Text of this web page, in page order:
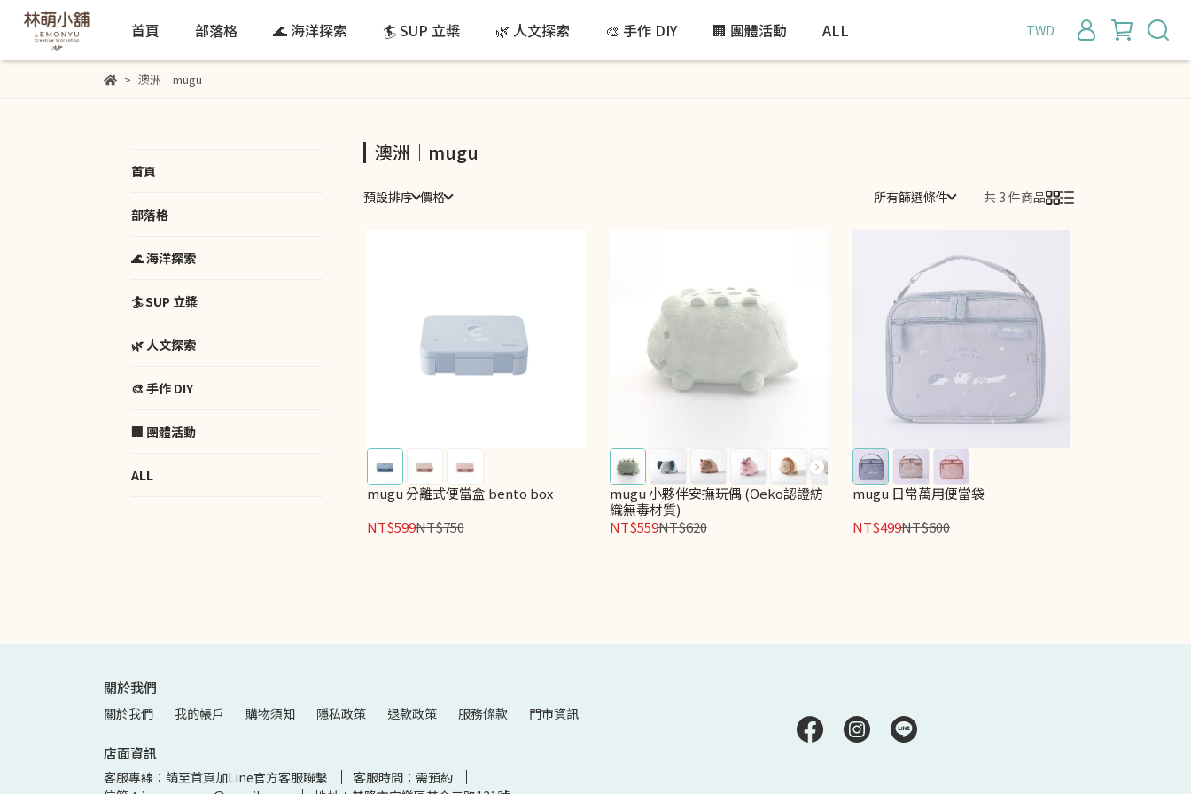
首頁 部落格 🌊 海洋探索 🏄 SUP 立槳 🌿 人文探索 🎨 手作 DIY 🏢 團體活動 ALL TWD
澳洲｜mugu
首頁
部落格
🌊 海洋探索
🏄 SUP 立槳
🌿 人文探索
🎨 手作 DIY
🏢 團體活動
ALL
澳洲｜mugu
預設排序 價格 所有篩選條件 共 3 件商品
mugu 分離式便當盒 bento box
NT$599NT$750
mugu 小夥伴安撫玩偶 (Oeko認證紡
織無毒材質)
NT$559NT$620
mugu 日常萬用便當袋
NT$499NT$600
關於我們
關於我們 我的帳戶 購物須知 隱私政策 退款政策 服務條款 門市資訊
店面資訊
客服專線：請至首頁加Line官方客服聯繫
客服時間：需預約